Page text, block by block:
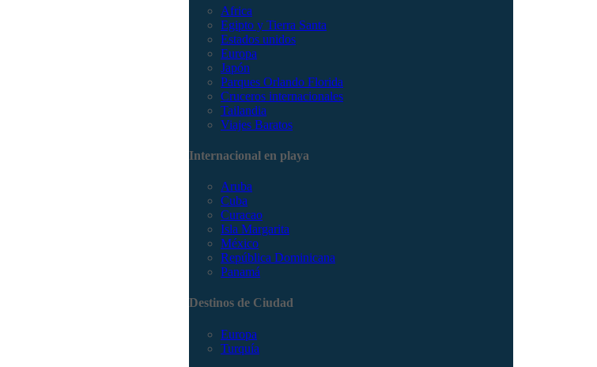
Africa
Egipto y Tierra Santa
Estados unidos
Europa
Japón
Parques Orlando Florida
Cruceros internacionales
Tailandia
Viajes Baratos
Internacional en playa
Aruba
Cuba
Curacao
Isla Margarita
México
República Dominicana
Panamá
Destinos de Ciudad
Europa
Turquía